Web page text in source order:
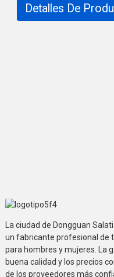
Detalles De
La ciudad de Dongguan
un fabricante profesional de
para hombres y mujeres. La
buena calidad y los precios
de los proveedores más